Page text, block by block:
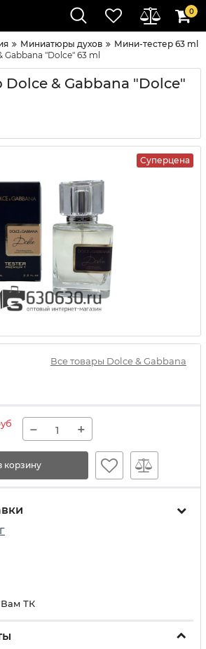
0
Миниатюры духов
Мини-тестер 63 ml
"Dolce" 63 ml
& Gabbana "Dolce"
Суперцена
Все товары Dolce & Gabbana
− +
корзину
ТК